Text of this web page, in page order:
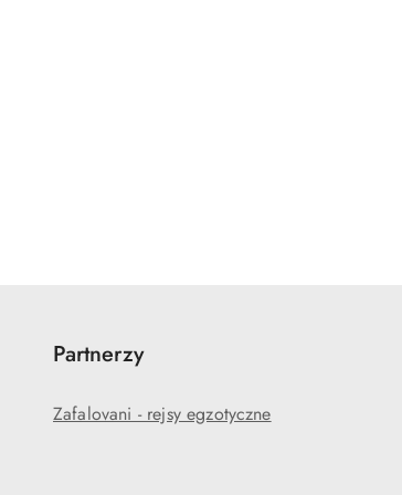
Partnerzy
Zafalovani - rejsy egzotyczne